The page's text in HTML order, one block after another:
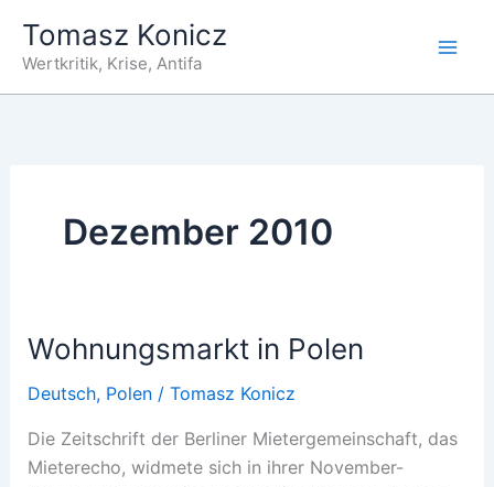
Inhalt
springen
Tomasz Konicz
Wertkritik, Krise, Antifa
Dezember 2010
Wohnungsmarkt in Polen
Deutsch, Polen/ Tomasz Konicz
Die Zeitschrift der Berliner Mietergemeinschaft, das
Mieterecho, widmete sich in ihrer November-